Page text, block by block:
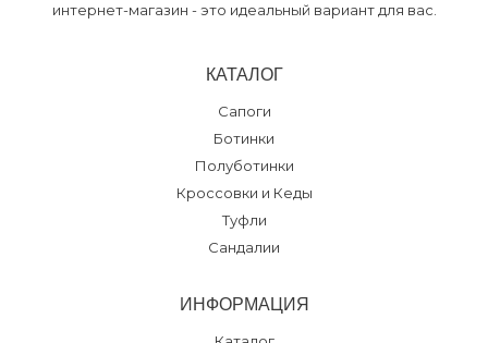
интернет-магазин - это идеальный вариант для вас.
КАТАЛОГ
Сапоги
Ботинки
Полуботинки
Кроссовки и Кеды
Туфли
Сандалии
ИНФОРМАЦИЯ